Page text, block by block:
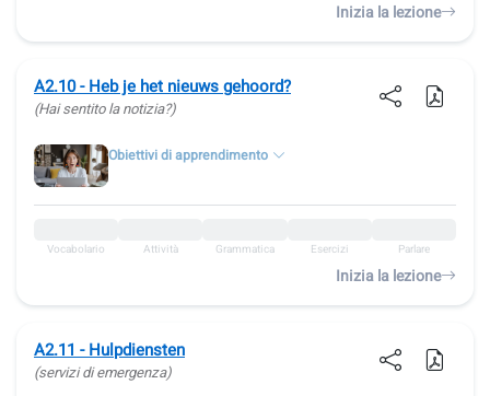
Inizia la lezione
A2.10 - Heb je het nieuws gehoord?
(Hai sentito la notizia?)
Obiettivi di apprendimento
Vocabolario Attività Grammatica Esercizi Parlare
Inizia la lezione
A2.11 - Hulpdiensten
(servizi di emergenza)